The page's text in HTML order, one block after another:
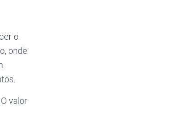
o
onde
valor